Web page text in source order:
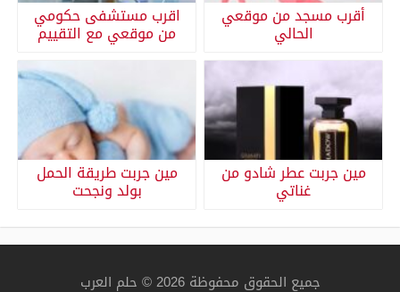
أقرب مسجد من موقعي
الحالي
اقرب مستشفى حكومي
من موقعي مع التقييم
مين جربت عطر شادو من
غناتي
مين جربت طريقة الحمل
بولد ونجحت
جميع الحقوق محفوظة 2026 © حلم العرب